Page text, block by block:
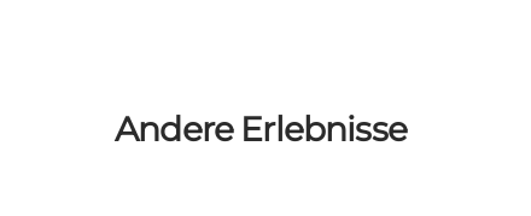
Andere Erlebnisse